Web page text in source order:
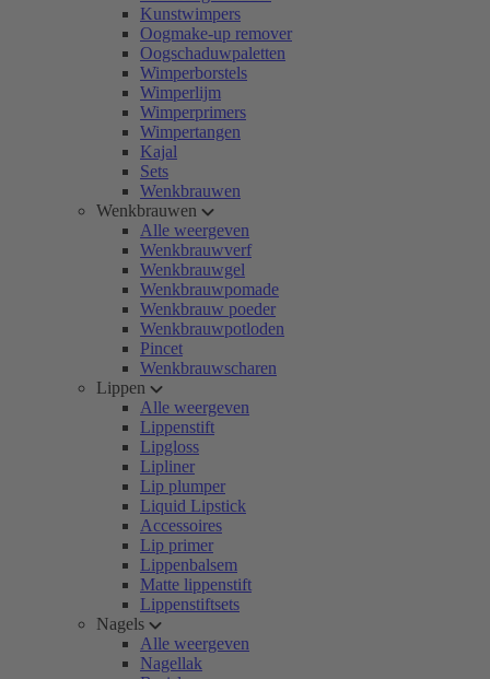
Kunstwimpers
Oogmake-up remover
Oogschaduwpaletten
Wimperborstels
Wimperlijm
Wimperprimers
Wimpertangen
Kajal
Sets
Wenkbrauwen
Wenkbrauwen
Alle weergeven
Wenkbrauwverf
Wenkbrauwgel
Wenkbrauwpomade
Wenkbrauw poeder
Wenkbrauwpotloden
Pincet
Wenkbrauwscharen
Lippen
Alle weergeven
Lippenstift
Lipgloss
Lipliner
Lip plumper
Liquid Lipstick
Accessoires
Lip primer
Lippenbalsem
Matte lippenstift
Lippenstiftsets
Nagels
Alle weergeven
Nagellak